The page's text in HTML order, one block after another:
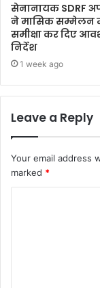
सेनानायक SDRF
ने मासिक सम्मेलन में
समीक्षा कर दिए
निर्देश
1 week ago
Leave a Reply
Your email address
marked *